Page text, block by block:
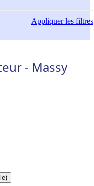
Appliquerles filtres
- Massy